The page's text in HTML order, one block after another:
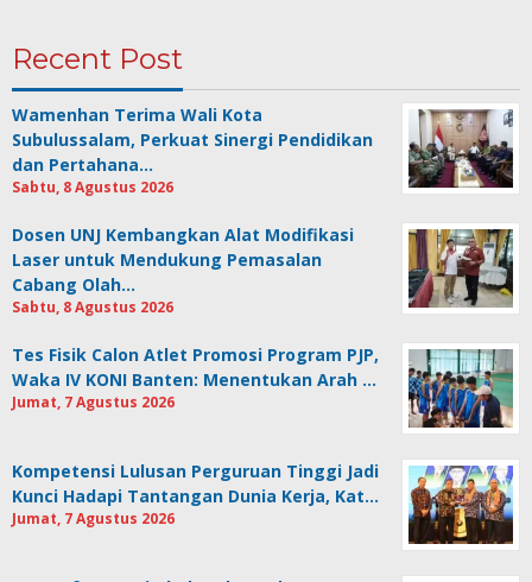
Recent Post
Wamenhan Terima Wali Kota
Subulussalam, Perkuat Sinergi Pendidikan
dan Pertahana…
Sabtu, 8 Agustus 2026
Dosen UNJ Kembangkan Alat Modifikasi
Laser untuk Mendukung Pemasalan
Cabang Olah…
Sabtu, 8 Agustus 2026
Tes Fisik Calon Atlet Promosi Program PJP,
Waka IV KONI Banten: Menentukan Arah …
Jumat, 7 Agustus 2026
Kompetensi Lulusan Perguruan Tinggi Jadi
Kunci Hadapi Tantangan Dunia Kerja, Kat…
Jumat, 7 Agustus 2026